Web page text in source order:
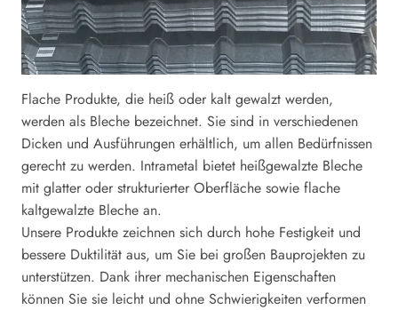
Flache Produkte, die heiß oder kalt gewalzt werden,
werden als Bleche bezeichnet. Sie sind in verschiedenen
Dicken und Ausführungen erhältlich, um allen Bedürfnissen
gerecht zu werden. Intrametal bietet heißgewalzte Bleche
mit glatter oder strukturierter Oberfläche sowie flache
kaltgewalzte Bleche an.
Unsere Produkte zeichnen sich durch hohe Festigkeit und
bessere Duktilität aus, um Sie bei großen Bauprojekten zu
unterstützen. Dank ihrer mechanischen Eigenschaften
können Sie sie leicht und ohne Schwierigkeiten verformen